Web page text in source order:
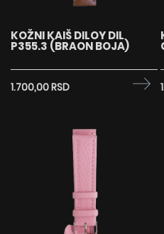
KOŽNI KAIŠ DILOY DIL
P355.3 (BRAON BOJA)
1.700,00 RSD